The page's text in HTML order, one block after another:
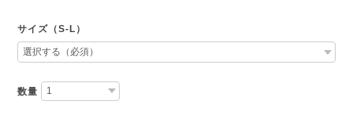
サイズ（S-L）
数量